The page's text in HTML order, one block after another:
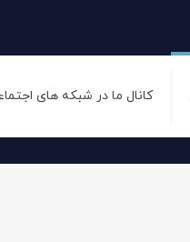
کانال ما در شبکه های